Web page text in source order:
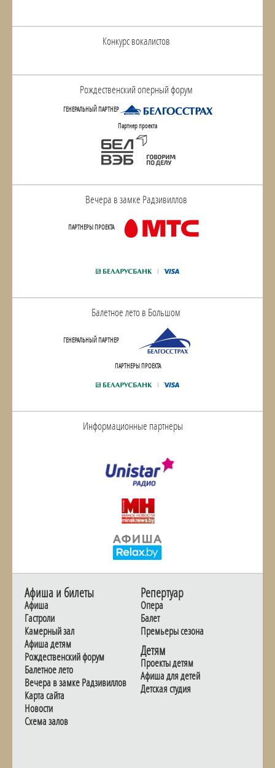
Конкурс вокалистов
Рождественский оперный форум
ГЕНЕРАЛЬНЫЙ ПАРТНЕР
Партнер проекта
Вечера в замке Радзивиллов
ПАРТНЕРЫ ПРОЕКТА
Балетное лето в Большом
ГЕНЕРАЛЬНЫЙ ПАРТНЕР
ПАРТНЕРЫ ПРОЕКТА
Информационные партнеры
Афиша и билеты
Афиша
Гастроли
Камерный зал
Афиша детям
Рождественский форум
Балетное лето
Вечера в замке Радзивиллов
Карта сайта
Новости
Схема залов
Репертуар
Опера
Балет
Премьеры сезона
Детям
Проекты детям
Афиша для детей
Детская студия